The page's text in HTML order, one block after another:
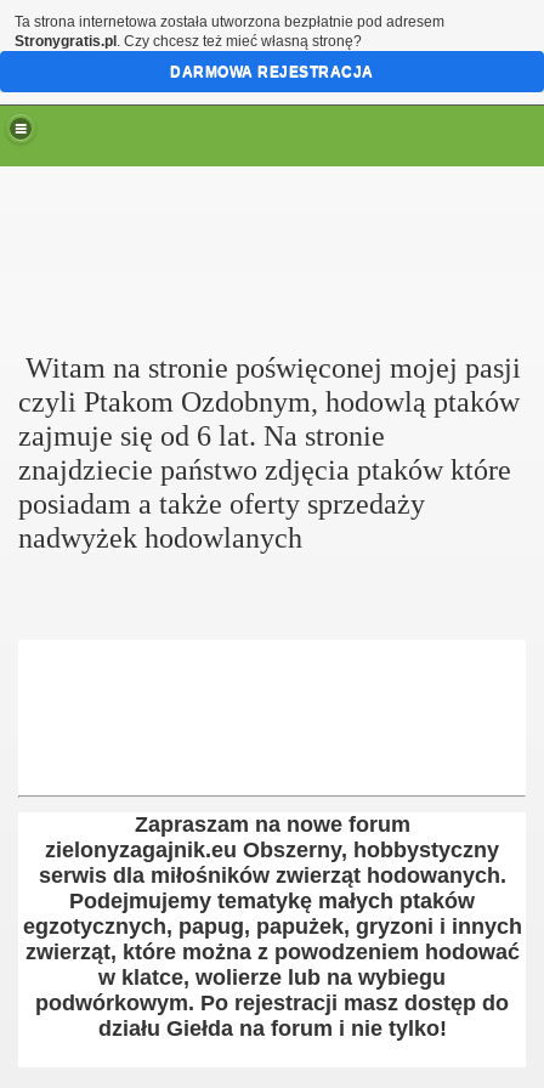
Witam na stronie poświęconej mojej pasji
czyli Ptakom Ozdobnym, hodowlą ptaków
zajmuje się od 6 lat. Na stronie
znajdziecie państwo zdjęcia ptaków które
posiadam a także oferty sprzedaży
nadwyżek hodowlanych
Zapraszam na nowe forum
zielonyzagajnik.eu Obszerny, hobbystyczny
serwis dla miłośników zwierząt hodowanych.
Podejmujemy tematykę małych ptaków
egzotycznych, papug, papużek, gryzoni i innych
zwierząt, które można z powodzeniem hodować
w klatce, wolierze lub na wybiegu
podwórkowym. Po rejestracji masz dostęp do
działu Giełda na forum i nie tylko!
Ta strona internetowa została utworzona bezpłatnie pod adresem
Stronygratis.pl . Czy chcesz też mieć własną stronę?
DARMOWA REJESTRACJA